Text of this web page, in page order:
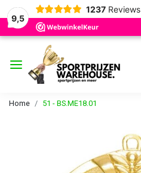
9,5
1237 Reviews
Home 51 - BS.ME18.01